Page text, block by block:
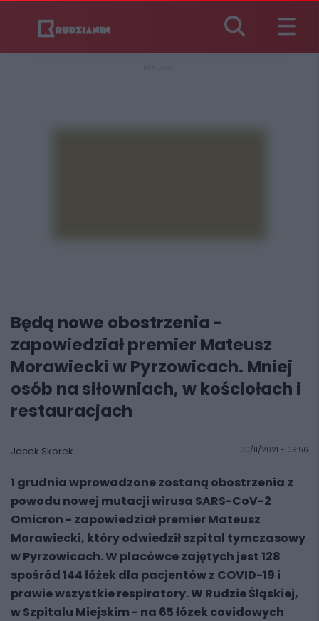
Będą nowe obostrzenia -
zapowiedział premier Mateusz
Morawiecki w Pyrzowicach. Mniej
osób na siłowniach, w kościołach i
restauracjach
Jacek Skorek 30/11/2021 - 09:56
1 grudnia wprowadzone zostaną obostrzenia z
powodu nowej mutacji wirusa SARS-CoV-2
Omicron - zapowiedział premier Mateusz
Morawiecki, który odwiedził szpital tymczasowy
w Pyrzowicach. W placówce zajętych jest 128
spośród 144 łóżek dla pacjentów z COVID-19 i
prawie wszystkie respiratory. W Rudzie Śląskiej,
w Szpitalu Miejskim - na 65 łózek covidowych